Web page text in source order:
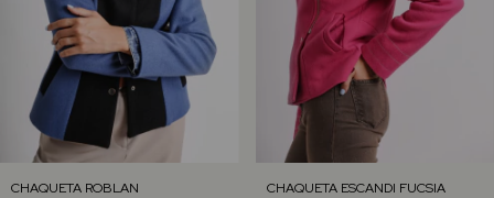
CHAQUETA ROBLAN CHAQUETA ESCANDI FUCSIA